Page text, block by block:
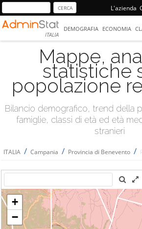
L'azienda
ITALIA
DEMOGRAFIA ECONOMIA
Mappe,
statistiche
popolazione
Bilancio demografico, trend della
famiglie, classi di età ed età
stranieri
ITALIA / Campania / Provincia di Benevento /